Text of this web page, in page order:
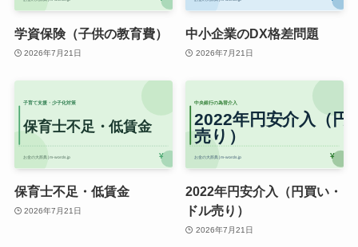
学資保険（子供の教育費）
2026年7月21日
中小企業のDX格差問題
2026年7月21日
保育士不足・低賃金
2026年7月21日
2022年円安介入（円買い・
ドル売り）
2026年7月21日